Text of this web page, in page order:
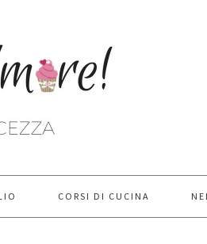
CORSI DI CUCINA